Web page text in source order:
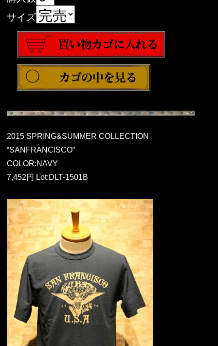
サイズ
2015 SPRING&SUMMER COLLECTION
“SANFRANCISCO”
COLOR:NAVY
7,452円 Lot:DLT-1501B